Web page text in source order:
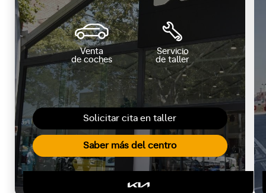
Solicitar cita en taller
Saber más del centro
Venta
de coches
Servicio
de taller